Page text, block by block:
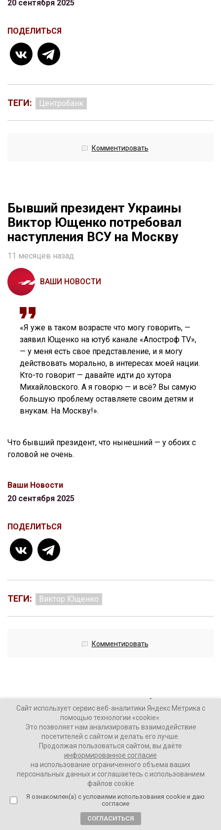
20 сентября 2025
ПОДЕЛИТЬСЯ
ТЕГИ: Центробанк
Комментировать
Бывший президент Украины
Виктор Ющенко потребовал
наступления ВСУ на Москву
11 месяцев назад
ВАШИ НОВОСТИ
«Я уже в таком возрасте что могу говорить, —
заявил Ющенко на ютуб канале «Апостроф TV»,
— у меня есть свое представление, и я могу
действовать морально, в интересах моей нации.
Кто-то говорит — давайте идти до хутора
Михайловского. А я говорю — и всё? Вы самую
большую проблему оставляете своим детям и
внукам. На Москву!».
Что бывший президент, что нынешний — у обоих с
головой не очень.
Ваши Новости
20 сентября 2025
ПОДЕЛИТЬСЯ
ТЕГИ: Виктор Ющенко
Комментировать
Четыре человека погибли в
результате атаки БПЛА в
Самарской области
11 месяцев назад
ВАШИ НОВОСТИ
«С чувством глубокой скорби сообщаю, что в
результате ночной атаки вражеских БПЛА погибли
Сайт использует сервис веб-аналитики Яндекс Метрика с
помощью технологии «cookie».
Это позволяет нам анализировать взаимодействие
посетителей с сайтом и делать его лучше.
Продолжая пользоваться сайтом, вы даёте
информированное согласие
на использование ограниченного объема ваших
персональных данных и соглашаетесь с использованием
файлов cookie
Я ознакомлен(а) с условиями использования cookie и даю
согласие
СОГЛАСИТЬСЯ